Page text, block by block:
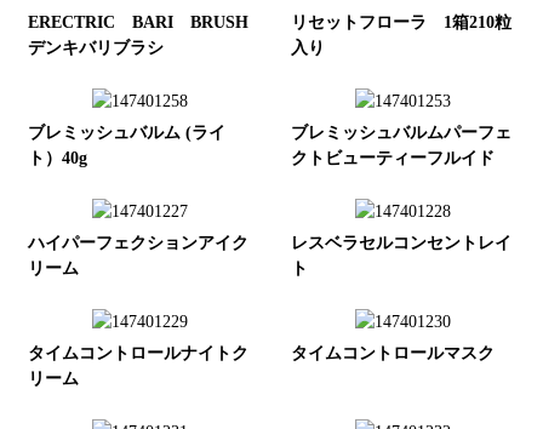
商品一覧
ERECTRIC BARI BRUSH
デンキバリブラシ
リセットフローラ 1箱210粒
入り
ブレミッシュバルム (ライ
ト）40g
ブレミッシュバルムパーフェ
クトビューティーフルイド
ハイパーフェクションアイク
リーム
レスベラセルコンセントレイ
ト
タイムコントロールナイトク
リーム
タイムコントロールマスク